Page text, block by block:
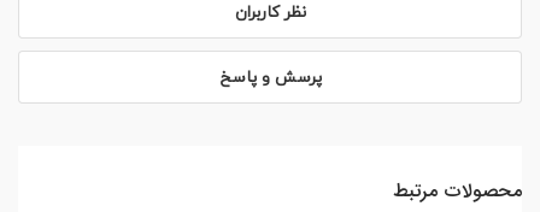
نظر کاربران
پرسش و پاسخ
محصولات مرتبط